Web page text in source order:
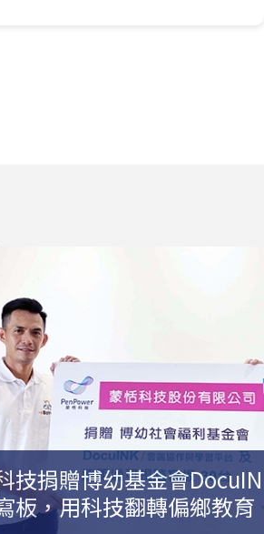
技捐贈博幼基金會
板，用科技翻轉偏鄉教育